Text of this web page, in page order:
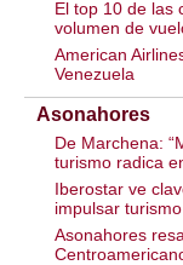
El top 10 de las
volumen de
American
Venezuela
Asonahores
De Marchena:
turismo radica
Iberostar ve
impulsar
Asonahores